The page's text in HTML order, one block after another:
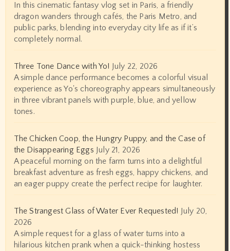
In this cinematic fantasy vlog set in Paris, a friendly
dragon wanders through cafés, the Paris Metro, and
public parks, blending into everyday city life as if it’s
completely normal.
Three Tone Dance with Yo!
July 22, 2026
A simple dance performance becomes a colorful visual
experience as Yo's choreography appears simultaneously
in three vibrant panels with purple, blue, and yellow
tones.
The Chicken Coop, the Hungry Puppy, and the Case of
the Disappearing Eggs July 21, 2026
A peaceful morning on the farm turns into a delightful
breakfast adventure as fresh eggs, happy chickens, and
an eager puppy create the perfect recipe for laughter.
The Strangest Glass of Water Ever Requested!
July 20,
2026
A simple request for a glass of water turns into a
hilarious kitchen prank when a quick-thinking hostess